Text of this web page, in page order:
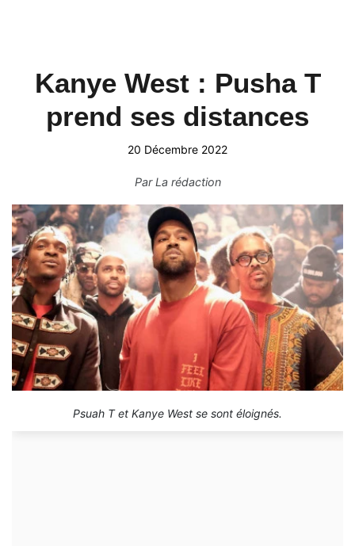
Kanye West : Pusha T
prend ses distances
20 Décembre 2022
ParLa rédaction
Psuah T et Kanye West se sont éloignés.